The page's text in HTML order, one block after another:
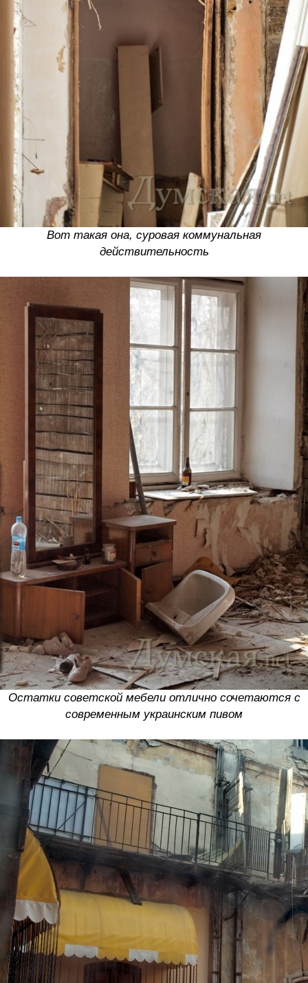
Вот такая она, суровая коммунальная
действительность
Остатки советской мебели отлично сочетаются с
современным украинским пивом